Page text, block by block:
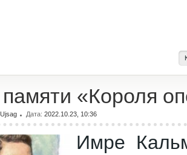
«Короля
Ujsag Дата: 2022.10.23, 10:36
Имре